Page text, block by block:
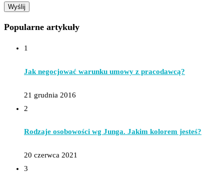
Popularne artykuły
1
Jak negocjować warunku umowy z pracodawcą?
21 grudnia 2016
2
Rodzaje osobowości wg Junga. Jakim kolorem jesteś?
20 czerwca 2021
3